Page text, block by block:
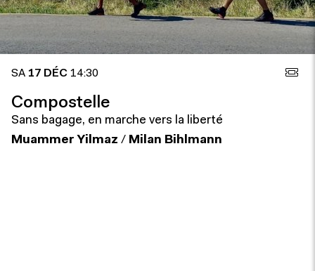
SA 17 DÉC 14:30
Compostelle
Sans bagage, en marche vers la liberté
Muammer Yilmaz / Milan Bihlmann